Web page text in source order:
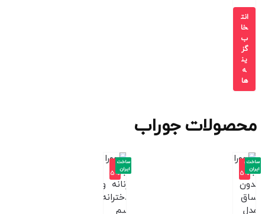
انت
خا
ب
گز
ین
ه
ها
محصولات جوراب
-2
5%
ساخت
ایران
-1
5%
ساخت
ایران